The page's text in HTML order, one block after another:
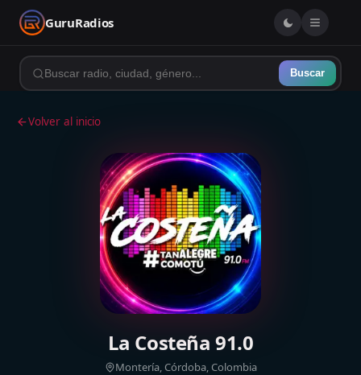
GuruRadios
Buscar
Volver al inicio
La Costeña 91.0
Montería, Córdoba, Colombia